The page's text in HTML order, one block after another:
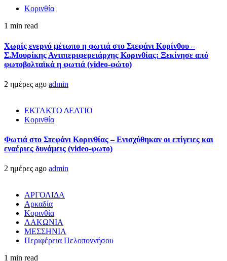
Κορινθία
1 min read
Χωρίς ενεργό μέτωπο η φωτιά στο Στεφάνι Κορίνθου –
Σ.Μουρίκης Αντιπεριφερειάρχης Κορινθίας: Ξεκίνησε από
φωτοβολταϊκά η φωτιά (video-φώτο)
2 ημέρες ago admin
ΕΚΤΑΚΤΟ ΔΕΛΤΙΟ
Κορινθία
Φωτιά στο Στεφάνι Κορινθίας – Ενισχύθηκαν οι επίγειες και
εναέριες δυνάμεις (video-φωτο)
2 ημέρες ago admin
ΑΡΓΟΛΙΔΑ
Αρκαδία
Κορινθία
ΛΑΚΩΝΙΑ
ΜΕΣΣΗΝΙΑ
Περιφέρεια Πελοποννήσου
1 min read